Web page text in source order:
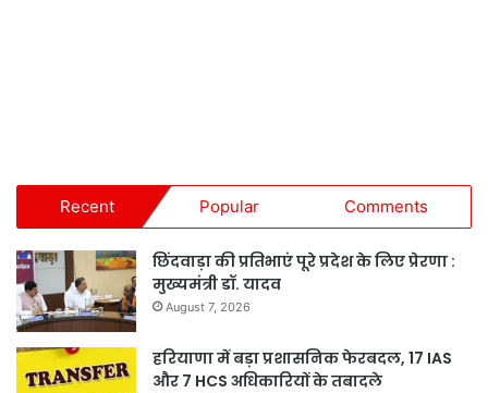
Recent Popular Comments
छिंदवाड़ा की प्रतिभाएं पूरे प्रदेश के लिए प्रेरणा :
मुख्यमंत्री डॉ. यादव
August 7, 2026
हरियाणा में बड़ा प्रशासनिक फेरबदल, 17 IAS
और 7 HCS अधिकारियों के तबादले